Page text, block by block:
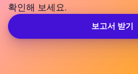
확인해 보세요.
보고서 받기